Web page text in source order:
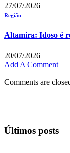
27/07/2026
Região
Altamira: Idoso é
20/07/2026
Add A Comment
Comments are
Últimos posts